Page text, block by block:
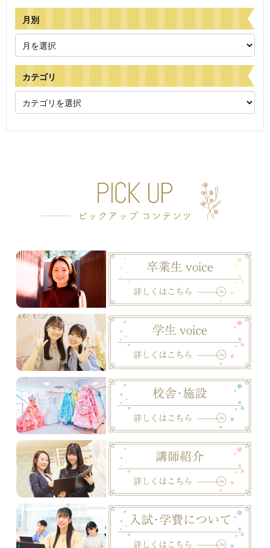
月別
カテゴリ